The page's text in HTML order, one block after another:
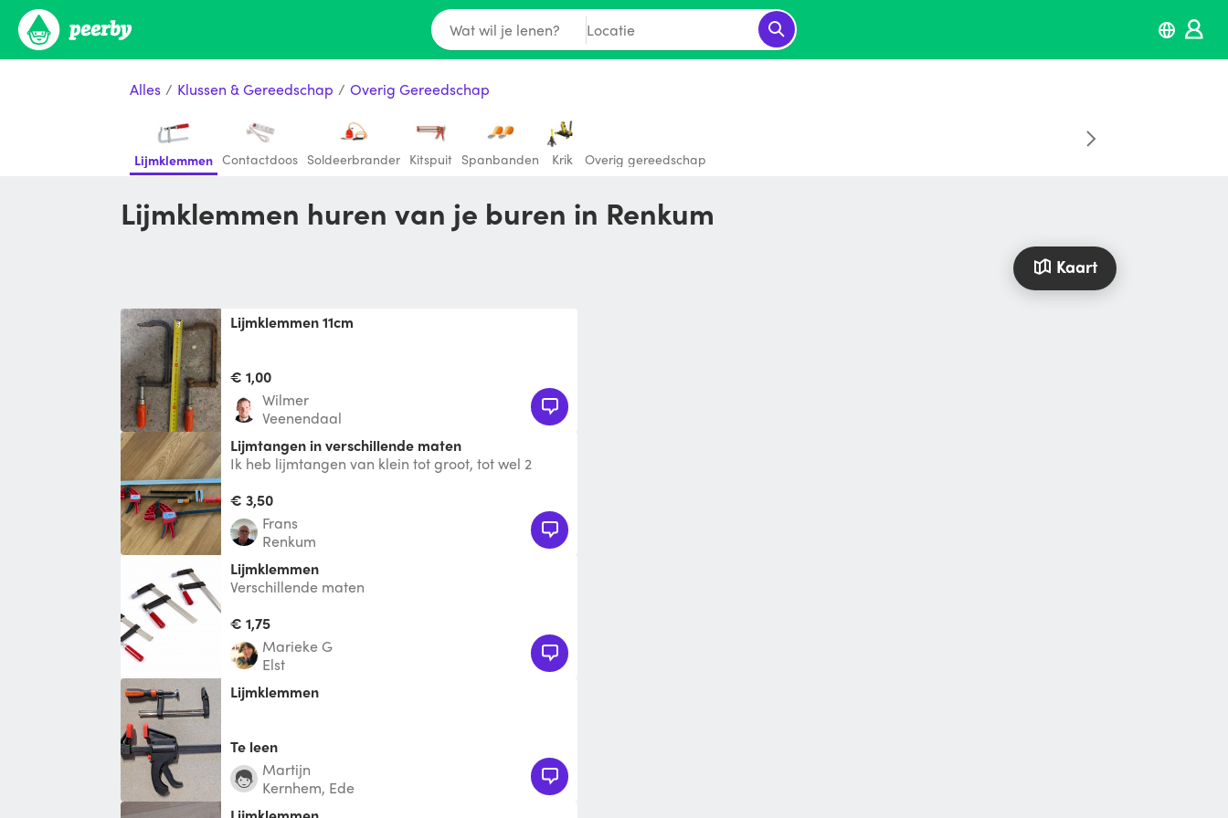
Wat wil je lenen? Locatie
Alles / Klussen & Gereedschap / Overig Gereedschap
Lijmklemmen Contactdoos Soldeerbrander Kitspuit Spanbanden Krik Overig gereedschap
Lijmklemmen huren van je buren in Renkum
Kaart
Lijmklemmen 11cm
€ 1,00
Wilmer
Veenendaal
Lijmtangen in verschillende maten
Ik heb lijmtangen van klein tot groot, tot wel 2
heb.
€ 3,50
Frans
Renkum
lijmklemmen
Verschillende maten
€ 1,75
Marieke G
Elst
Lijmklemmen
Te leen
Martijn
Kernhem, Ede